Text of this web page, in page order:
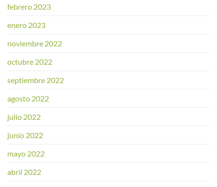
febrero 2023
enero 2023
noviembre 2022
octubre 2022
septiembre 2022
agosto 2022
julio 2022
junio 2022
mayo 2022
abril 2022